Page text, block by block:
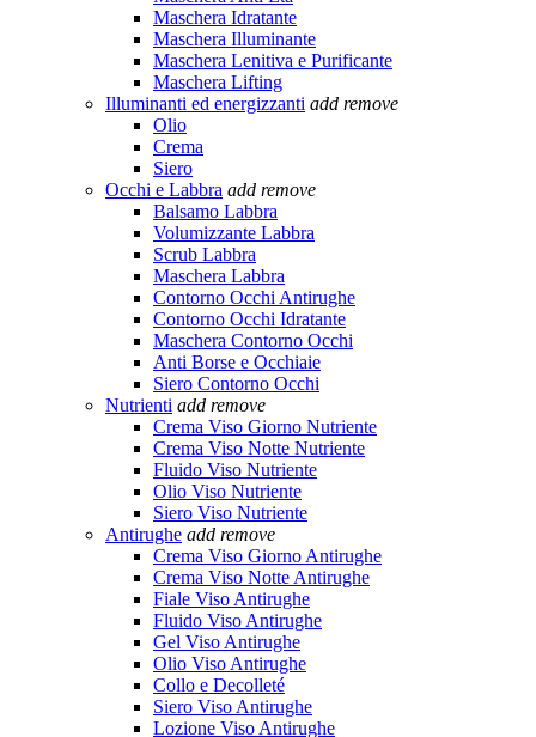
Maschera Idratante
Maschera Illuminante
Maschera Lenitiva e Purificante
Maschera Lifting
Illuminanti ed energizzanti add remove
Olio
Crema
Siero
Occhi e Labbra add remove
Balsamo Labbra
Volumizzante Labbra
Scrub Labbra
Maschera Labbra
Contorno Occhi Antirughe
Contorno Occhi Idratante
Maschera Contorno Occhi
Anti Borse e Occhiaie
Siero Contorno Occhi
Nutrienti add remove
Crema Viso Giorno Nutriente
Crema Viso Notte Nutriente
Fluido Viso Nutriente
Olio Viso Nutriente
Siero Viso Nutriente
Antirughe add remove
Crema Viso Giorno Antirughe
Crema Viso Notte Antirughe
Fiale Viso Antirughe
Fluido Viso Antirughe
Gel Viso Antirughe
Olio Viso Antirughe
Collo e Decolleté
Siero Viso Antirughe
Lozione Viso Antirughe